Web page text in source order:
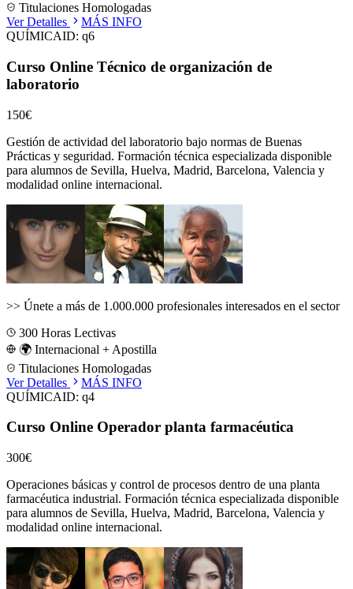
Titulaciones Homologadas
Ver Detalles
MÁS INFO
QUÍMICAID: q6
Curso Online Técnico de organización de
laboratorio
150€
Gestión de actividad del laboratorio bajo normas de Buenas
Prácticas y seguridad. Formación técnica especializada disponible
para alumnos de Sevilla, Huelva, Madrid, Barcelona, Valencia y
modalidad online internacional.
>> Únete a más de 1.000.000 profesionales interesados en el sector
300 Horas Lectivas
🌍 Internacional + Apostilla
Titulaciones Homologadas
Ver Detalles
MÁS INFO
QUÍMICAID: q4
Curso Online Operador planta farmacéutica
300€
Operaciones básicas y control de procesos dentro de una planta
farmacéutica industrial. Formación técnica especializada disponible
para alumnos de Sevilla, Huelva, Madrid, Barcelona, Valencia y
modalidad online internacional.